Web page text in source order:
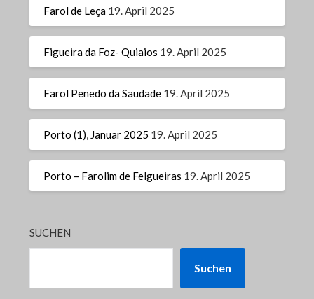
Farol de Leça 19. April 2025
Figueira da Foz- Quiaios 19. April 2025
Farol Penedo da Saudade 19. April 2025
Porto (1), Januar 2025 19. April 2025
Porto – Farolim de Felgueiras 19. April 2025
SUCHEN
Suchen